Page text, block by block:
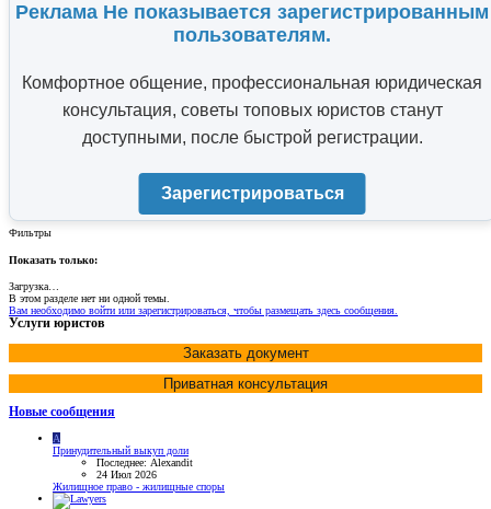
Реклама Не показывается зарегистрированным
пользователям.
Комфортное общение, профессиональная юридическая
консультация, советы топовых юристов станут
доступными, после быстрой регистрации.
Зарегистрироваться
Фильтры
Показать только:
Загрузка…
В этом разделе нет ни одной темы.
Вам необходимо войти или зарегистрироваться, чтобы размещать здесь сообщения.
Услуги юристов
Заказать документ
Приватная консультация
Новые сообщения
A
Принудительный выкуп доли
Последнее: Alexandit
24 Июл 2026
Жилищное право - жилищные споры